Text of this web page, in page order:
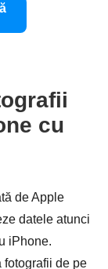
cu
de Apple
datele atunci
iPhone.
fotografii de pe